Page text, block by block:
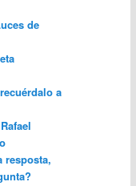
de
a
resposta,